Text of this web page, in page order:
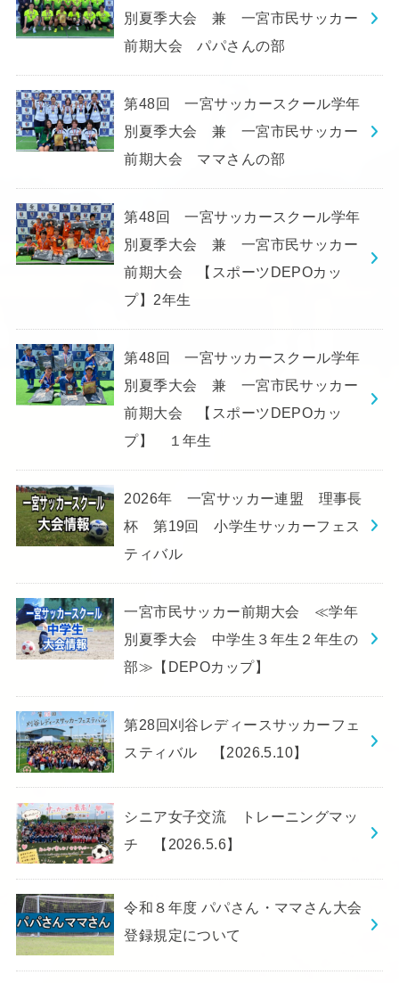
別夏季大会 兼 一宮市民サッカー
前期大会 パパさんの部
第48回 一宮サッカースクール学年
別夏季大会 兼 一宮市民サッカー
前期大会 ママさんの部
第48回 一宮サッカースクール学年
別夏季大会 兼 一宮市民サッカー
前期大会 【スポーツDEPOカッ
プ】2年生
第48回 一宮サッカースクール学年
別夏季大会 兼 一宮市民サッカー
前期大会 【スポーツDEPOカッ
プ】 １年生
2026年 一宮サッカー連盟 理事長
杯 第19回 小学生サッカーフェス
ティバル
一宮市民サッカー前期大会 ≪学年
別夏季大会 中学生３年生２年生の
部≫【DEPOカップ】
第28回刈谷レディースサッカーフェ
スティバル 【2026.5.10】
シニア女子交流 トレーニングマッ
チ 【2026.5.6】
令和８年度 パパさん・ママさん大会
登録規定について